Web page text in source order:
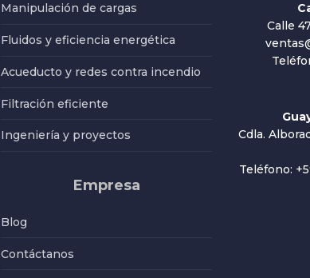
Manipulación de cargas
Fluidos y eficiencia energética
Acueducto y redes contra incendio
Filtración eficiente
Ingeniería y proyectos
Empresa
Blog
Contáctanos
Calle
Cdla.
Teléfono: